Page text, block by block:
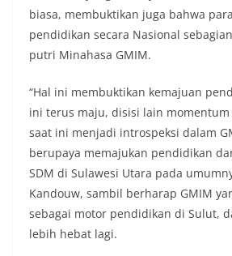
biasa, membuktikan juga bahwa
pendidikan secara Nasional
putri Minahasa GMIM.
“Hal ini membuktikan kemajuan
ini terus maju, disisi lain momentum
saat ini menjadi introspeksi dalam
berupaya memajukan pendidikan
SDM di Sulawesi Utara pada
Kandouw, sambil berharap GMIM
sebagai motor pendidikan di Sulut,
lebih hebat lagi.